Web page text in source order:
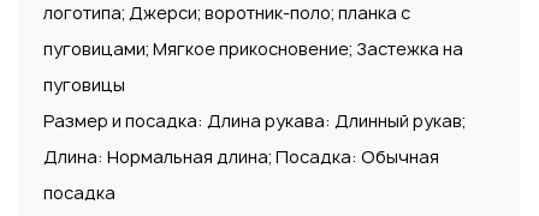
логотипа; Джерси; воротник-поло; планка с
пуговицами; Мягкое прикосновение; Застежка на
пуговицы
Размер и посадка: Длина рукава: Длинный рукав;
Длина: Нормальная длина; Посадка: Обычная
посадка